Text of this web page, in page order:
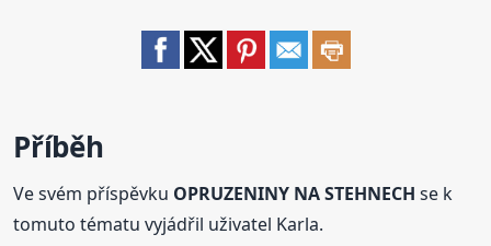
Příběh
Ve svém příspěvku OPRUZENINY NA STEHNECH se k
tomuto tématu vyjádřil uživatel Karla.